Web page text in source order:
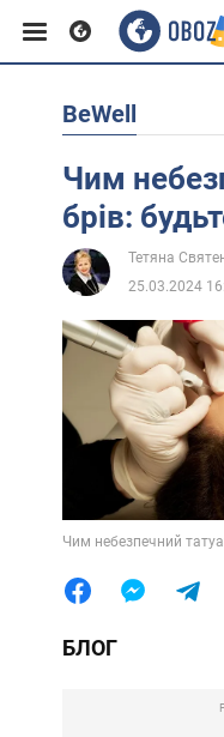
Європа
США
Африка
Життя
Лайфхаки
BeWell
Чим
брів:
Тетяна
25.03.2024
Чим небезпечний
БЛОГ